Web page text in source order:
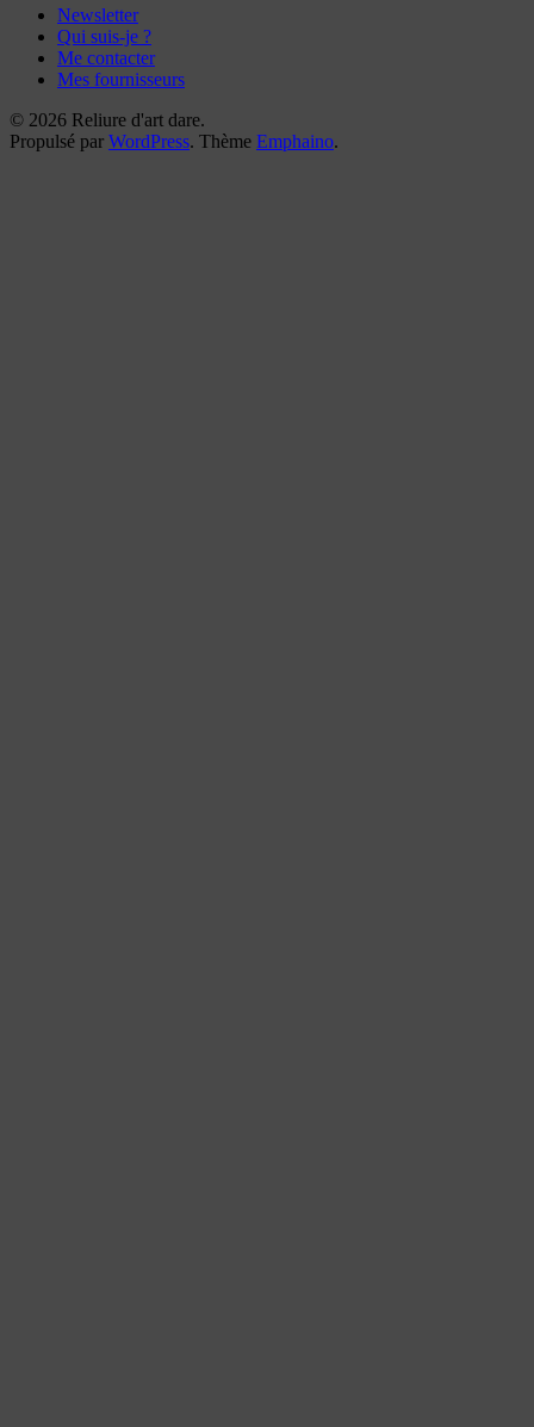
Newsletter
Qui suis-je ?
Me contacter
Mes fournisseurs
© 2026 Reliure d'art dare.
Propulsé par WordPress. Thème Emphaino.